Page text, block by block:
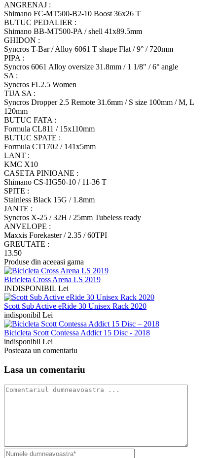
ANGRENAJ :
Shimano FC-MT500-B2-10 Boost 36x26 T
BUTUC PEDALIER :
Shimano BB-MT500-PA / shell 41x89.5mm
GHIDON :
Syncros T-Bar / Alloy 6061 T shape Flat / 9° / 720mm
PIPA :
Syncros 6061 Alloy oversize 31.8mm / 1 1/8" / 6° angle
SA :
Syncros FL2.5 Women
TIJA SA :
Syncros Dropper 2.5 Remote 31.6mm / S size 100mm / M, L
120mm
BUTUC FATA :
Formula CL811 / 15x110mm
BUTUC SPATE :
Formula CT1702 / 141x5mm
LANT :
KMC X10
CASETA PINIOANE :
Shimano CS-HG50-10 / 11-36 T
SPITE :
Stainless Black 15G / 1.8mm
JANTE :
Syncros X-25 / 32H / 25mm Tubeless ready
ANVELOPE :
Maxxis Forekaster / 2.35 / 60TPI
GREUTATE :
13.50
Produse din aceeasi gama
Bicicleta Cross Arena LS 2019
INDISPONIBIL Lei
Scott Sub Active eRide 30 Unisex Rack 2020
indisponibil Lei
Bicicleta Scott Contessa Addict 15 Disc - 2018
indisponibil Lei
Posteaza un comentariu
Lasa un comentariu